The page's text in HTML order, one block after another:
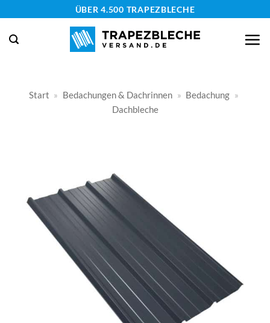
springen
ÜBER 4.500 TRAPEZBLECHE
Start » Bedachungen & Dachrinnen » Bedachung »
Dachbleche